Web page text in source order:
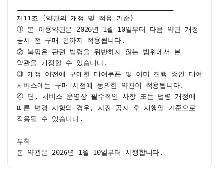
제11조 (약관의 개정 및 적용 기준)
① 본 이용약관은 2026년 1월 10일부터 다음 약관 개정
공시 전 구매 건까지 적용됩니다.
② 북팡은 관련 법령을 위반하지 않는 범위에서 본
약관을 개정할 수 있습니다.
③ 개정 이전에 구매한 대여쿠폰 및 이미 진행 중인 대여
서비스에는 구매 시점에 동의한 약관이 적용됩니다.
④ 단, 서비스 운영상 필수적인 사항 또는 법령 개정에
따른 변경 사항의 경우, 사전 공지 후 시행일 기준으로
적용될 수 있습니다.
부칙
본 약관은 2026년 1월 10일부터 시행합니다.